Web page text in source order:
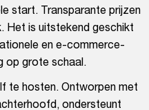
start. Transparante prijzen
Het is uitstekend geschikt
en e-commerce-
op grote schaal.
te hosten. Ontworpen met
ondersteunt